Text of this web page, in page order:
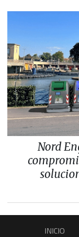
Nord
INICIO